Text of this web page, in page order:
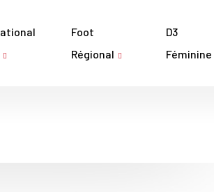
Foot
Régional
D3
Féminine